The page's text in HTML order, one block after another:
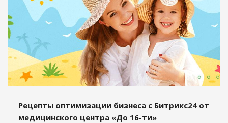
Рецепты оптимизации бизнеса с Битрикс24 от
медицинского центра «До 16-ти»